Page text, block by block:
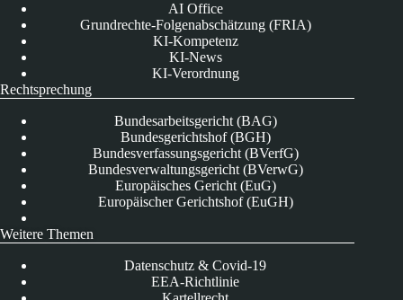
AI Office
Grundrechte-Folgenabschätzung (FRIA)
KI-Kompetenz
KI-News
KI-Verordnung
Rechtsprechung
Bundesarbeitsgericht (BAG)
Bundesgerichtshof (BGH)
Bundesverfassungsgericht (BVerfG)
Bundesverwaltungsgericht (BVerwG)
Europäisches Gericht (EuG)
Europäischer Gerichtshof (EuGH)
Weitere Themen
Datenschutz & Covid-19
EEA-Richtlinie